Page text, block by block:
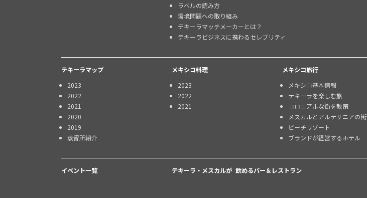
ラベルの読み方
環境問題への取り組み
テキーラマッチメーカーとは？
テキーラビジネスに携わるセレブリティ
テキーラマップ
2023
2022
2021
2020
2019
蒸留所紹介
メキシコ料理
2023
2022
2021
メキシコ旅行
メキシコ基本情報
テキーラを楽しむ旅
コロニアルな街を散策
メスカルとアルテサニアの街
ビーチリゾート
ブランドが経営するホテル
イベント一覧 テキーラ・メスカルが 飲めるバー＆レストラン